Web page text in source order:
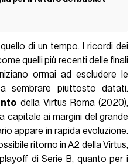
di un tempo. I ricordi dei
quelli più recenti delle finali
ormai ad escludere le
sembrare piuttosto datati.
della Virtus Roma (2020),
capitale ai margini del grande
appare in rapida evoluzione.
ritorno in A2 della Virtus,
di Serie B, quanto per i